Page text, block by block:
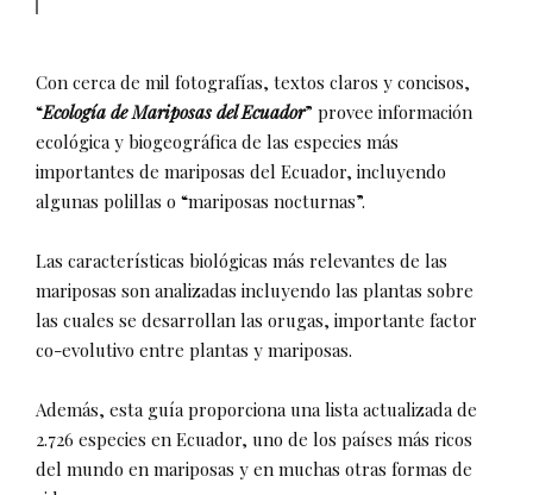
Con cerca de mil fotografías, textos claros y concisos,
“Ecología de Mariposas del Ecuador” provee información
ecológica y biogeográfica de las especies más
importantes de mariposas del Ecuador, incluyendo
algunas polillas o “mariposas nocturnas”.
Las características biológicas más relevantes de las
mariposas son analizadas incluyendo las plantas sobre
las cuales se desarrollan las orugas, importante factor
co-evolutivo entre plantas y mariposas.
Además, esta guía proporciona una lista actualizada de
2.726 especies en Ecuador, uno de los países más ricos
del mundo en mariposas y en muchas otras formas de